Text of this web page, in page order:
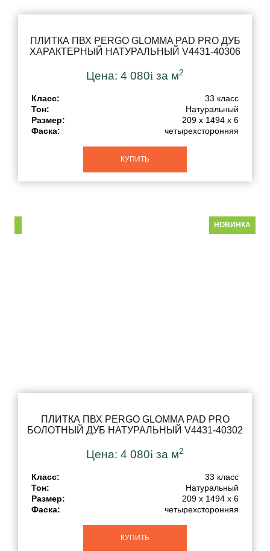
ПЛИТКА ПВХ PERGO GLOMMA PAD PRO ДУБ
ХАРАКТЕРНЫЙ НАТУРАЛЬНЫЙ V4431-40306
Цена: 4 080i за м2
Класс:
33 класс
Тон:
Натуральный
Размер:
209 x 1494 x 6
Фаска:
четырехсторонняя
КУПИТЬ
НОВИНКА
ПЛИТКА ПВХ PERGO GLOMMA PAD PRO
БОЛОТНЫЙ ДУБ НАТУРАЛЬНЫЙ V4431-40302
Цена: 4 080i за м2
Класс:
33 класс
Тон:
Натуральный
Размер:
209 x 1494 x 6
Фаска:
четырехсторонняя
КУПИТЬ